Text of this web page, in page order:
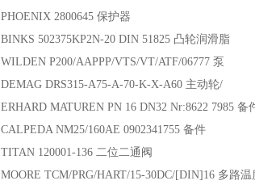
PHOENIX 2800645 保护器
BINKS 502375KP2N-20 DIN 51825 凸轮润滑脂
WILDEN P200/AAPPP/VTS/VT/ATF/06777 泵
DEMAG DRS315-A75-A-70-K-X-A60 主动轮/
ERHARD MATUREN PN 16 DN32 Nr:8622 7985 备
CALPEDA NM25/160AE 0902341755 备件
TITAN 120001-136 二位二通阀
MOORE TCM/PRG/HART/15-30DC/[DIN]16 多路温